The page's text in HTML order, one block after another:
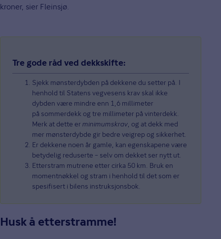
kroner, sier Fleinsjø.
Tre gode råd ved dekkskifte:
Sjekk mønsterdybden på dekkene du setter på. I
henhold til Statens vegvesens krav skal ikke
dybden være mindre enn 1,6 millimeter
på sommerdekk og tre millimeter på vinterdekk.
Merk at dette er minimumskrav , og at dekk med
mer mønsterdybde gir bedre veigrep og sikkerhet.
Er dekkene noen år gamle, kan egenskapene være
betydelig reduserte – selv om dekket ser nytt ut.
Etterstram mutrene etter cirka 50 km. Bruk en
momentnøkkel og stram i henhold til det som er
spesifisert i bilens instruksjonsbok.
Husk å etterstramme!